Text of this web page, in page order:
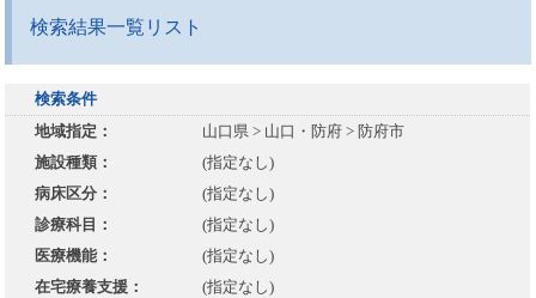
検索結果一覧リスト
検索条件
地域指定：
山口県 > 山口・防府 > 防府市
施設種類：
(指定なし)
病床区分：
(指定なし)
診療科目：
(指定なし)
医療機能：
(指定なし)
在宅療養支援：
(指定なし)